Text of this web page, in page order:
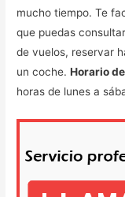
mucho tiempo. Te
que puedas
de vuelos, reservar
un coche.Horario
horas de lunes a